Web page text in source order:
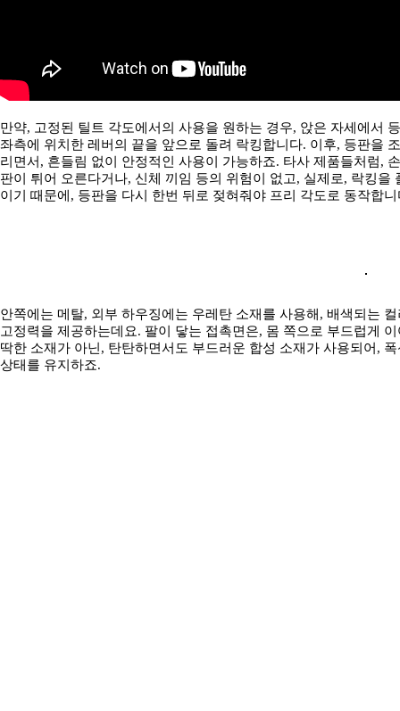
만약, 고정된 틸트 각도에서의 사용을 원하는 경우, 앉은 자세에서
좌측에 위치한 레버의 끝을 앞으로 돌려 락킹합니다. 이후, 등판을
리면서, 흔들림 없이 안정적인 사용이 가능하죠. 타사 제품들처럼,
판이 튀어 오른다거나, 신체 끼임 등의 위험이 없고, 실제로, 락킹
이기 때문에, 등판을 다시 한번 뒤로 젖혀줘야 프리 각도로 동작합니
안쪽에는 메탈, 외부 하우징에는 우레탄 소재를 사용해, 배색되는
고정력을 제공하는데요. 팔이 닿는 접촉면은, 몸 쪽으로 부드럽게
딱한 소재가 아닌, 탄탄하면서도 부드러운 합성 소재가 사용되어,
상태를 유지하죠.